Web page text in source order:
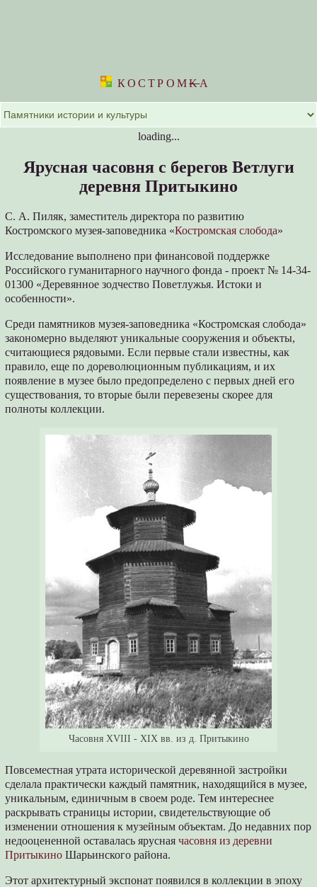
КОСТРОМKА
loading...
Ярусная часовня с берегов Ветлуги
деревня Притыкино
С. А. Пиляк, заместитель директора по развитию
Костромского музея-заповедника «Костромская слобода»
Исследование выполнено при финансовой поддержке
Российского гуманитарного научного фонда - проект № 14-34-
01300 «Деревянное зодчество Поветлужья. Истоки и
особенности».
Среди памятников музея-заповедника «Костромская слобода»
закономерно выделяют уникальные сооружения и объекты,
считающиеся рядовыми. Если первые стали известны, как
правило, еще по дореволюционным публикациям, и их
появление в музее было предопределено с первых дней его
существования, то вторые были перевезены скорее для
полноты коллекции.
Часовня XVIII - XIX вв. из д. Притыкино
Повсеместная утрата исторической деревянной застройки
сделала практически каждый памятник, находящийся в музее,
уникальным, единичным в своем роде. Тем интереснее
раскрывать страницы истории, свидетельствующие об
изменении отношения к музейным объектам. До недавних пор
недооцененной оставалась яруснаячасовня из деревни
Притыкино Шарьинского района.
Этот архитектурный экспонат появился в коллекции в эпоху